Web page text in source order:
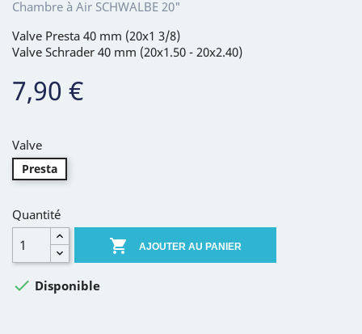
Chambre à Air SCHWALBE 20"
Valve Presta 40 mm (20x1 3/8)
Valve Schrader 40 mm (20x1.50 - 20x2.40)
7,90 €
Valve
Presta
Quantité
 AJOUTER AU PANIER
 Disponible